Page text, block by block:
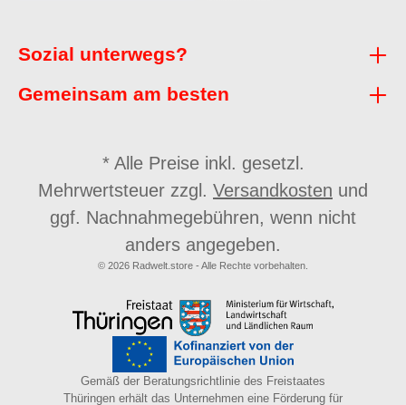
Sozial unterwegs?
Gemeinsam am besten
* Alle Preise inkl. gesetzl.
Mehrwertsteuer zzgl. Versandkosten und
ggf. Nachnahmegebühren, wenn nicht
anders angegeben.
© 2026 Radwelt.store - Alle Rechte vorbehalten.
Gemäß der Beratungsrichtlinie des Freistaates
Thüringen erhält das Unternehmen eine Förderung für